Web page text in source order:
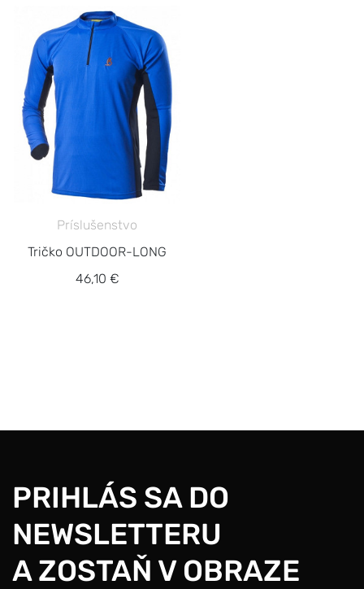
Príslušenstvo
Tričko OUTDOOR-LONG
46,10 €
PRIHLÁS SA DO
NEWSLETTERU
A ZOSTAŇ V OBRAZE